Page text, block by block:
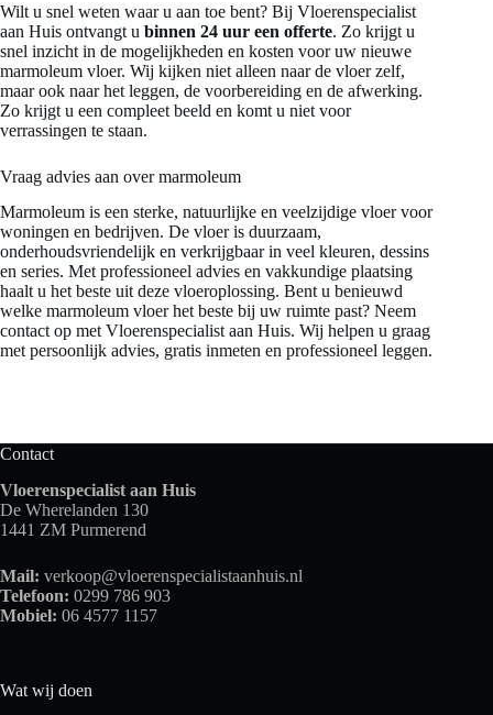
Wilt u snel weten waar u aan toe bent? Bij Vloerenspecialist
aan Huis ontvangt u binnen 24 uur een offerte. Zo krijgt u
snel inzicht in de mogelijkheden en kosten voor uw nieuwe
marmoleum vloer. Wij kijken niet alleen naar de vloer zelf,
maar ook naar het leggen, de voorbereiding en de afwerking.
Zo krijgt u een compleet beeld en komt u niet voor
verrassingen te staan.
Vraag advies aan over marmoleum
Marmoleum is een sterke, natuurlijke en veelzijdige vloer voor
woningen en bedrijven. De vloer is duurzaam,
onderhoudsvriendelijk en verkrijgbaar in veel kleuren, dessins
en series. Met professioneel advies en vakkundige plaatsing
haalt u het beste uit deze vloeroplossing. Bent u benieuwd
welke marmoleum vloer het beste bij uw ruimte past? Neem
contact op met Vloerenspecialist aan Huis. Wij helpen u graag
met persoonlijk advies, gratis inmeten en professioneel leggen.
Contact
Vloerenspecialist aan Huis
De Wherelanden 130
1441 ZM Purmerend
Mail: verkoop@vloerenspecialistaanhuis.nl
Telefoon: 0299 786 903
Mobiel: 06 4577 1157
Wat wij doen